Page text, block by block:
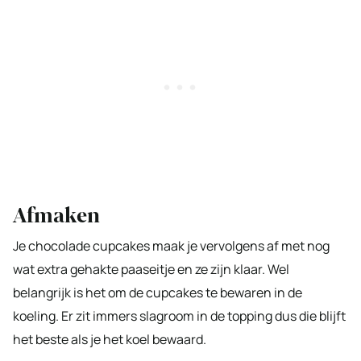
Afmaken
Je chocolade cupcakes maak je vervolgens af met nog
wat extra gehakte paaseitje en ze zijn klaar. Wel
belangrijk is het om de cupcakes te bewaren in de
koeling. Er zit immers slagroom in de topping dus die blijft
het beste als je het koel bewaard.